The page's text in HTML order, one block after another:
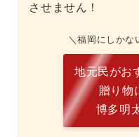
させません！
福岡にしかな
地元民がお
贈り物
博多明